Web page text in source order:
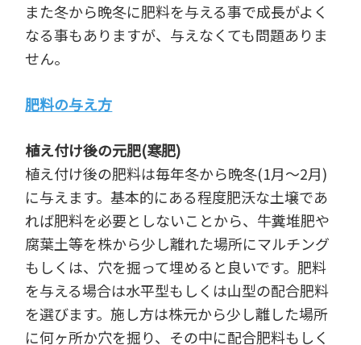
また冬から晩冬に肥料を与える事で成長がよく
なる事もありますが、与えなくても問題ありま
せん。
肥料の与え方
植え付け後の元肥(寒肥)
植え付け後の肥料は毎年冬から晩冬(1月～2月)
に与えます。基本的にある程度肥沃な土壌であ
れば肥料を必要としないことから、牛糞堆肥や
腐葉土等を株から少し離れた場所にマルチング
もしくは、穴を掘って埋めると良いです。肥料
を与える場合は水平型もしくは山型の配合肥料
を選びます。施し方は株元から少し離した場所
に何ヶ所か穴を掘り、その中に配合肥料もしく